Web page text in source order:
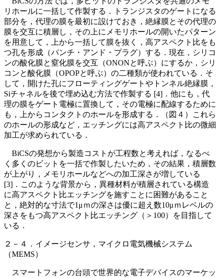
リホールに一括して作製する．トランジスタのゲートになる
部分を，代理の膜を最初に設けておき，絶縁膜とその代理の
膜を交互に積層し，その上にメモリホールの開いたパターン
を用意して，上から一括して膜を抜く，高アスペクト比をも
つ孔を形成（パンチ・アンド・プラグ）する．現在，シリコ
ンの酸化膜と窒化膜を交互（ONONと呼ぶ）にするか，シリ
コンと酸化膜（OPOPと呼ぶ）の二種類が使われている．そ
して，開けた孔にフローティングゲートやトンネル絶縁膜，
Siチャネルを後で埋め込む方法で作製する [4]．他にも，代
理の膜をゲート電極に置換して，その電極に配線するために
も，上からコンタクトのホールを形成する．（図４）これら
のホールの形成など，エッチングには高アスペクト比の微細
加工が求められている．
BiCSの発想から製造コストが工程数と考えれば，なるべ
く多くのビットを一括で作製したいため，その結果，積層数
が上がり，メモリホールなどへの加工深さが増している
[3]．このような背景から，異種材料が積層されている構造
に高アスペクト比エッチングを施すことに困難があること
と，絶対的な寸法で1μｍの深さは優に超え数10μｍレベルの
深さをもつ高アスペクト比エッチング（＞100）を目指して
いる．
２－４．イメージセンサ，マイクロ電気機械システム
（MEMS）
スマートフォンの台頭で世界的な電子デバイスのマーケッ